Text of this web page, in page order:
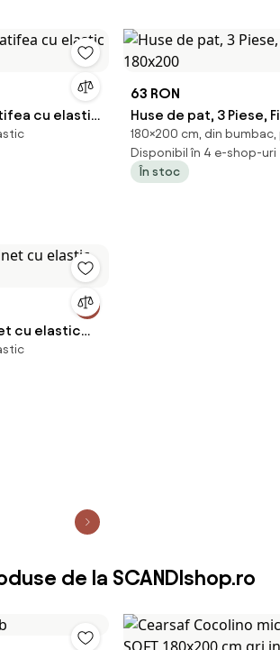
cu elastic
63 RON
Huse de pat, 3 Piese,
180x200
180×200 cm, din
Disponibil în 4 e-shop-uri
În stoc
cu elastic
de la SCANDIshop.ro